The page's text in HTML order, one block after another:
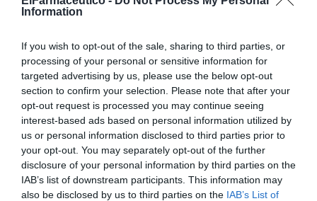
Information
If you wish to opt-out of the sale, sharing to third parties, or
processing of your personal or sensitive information for
targeted advertising by us, please use the below opt-out
section to confirm your selection. Please note that after your
opt-out request is processed you may continue seeing
interest-based ads based on personal information utilized by
us or personal information disclosed to third parties prior to
your opt-out. You may separately opt-out of the further
disclosure of your personal information by third parties on the
IAB’s list of downstream participants. This information may
also be disclosed by us to third parties on the IAB’s List of
Implantación de un nuevo servicio
en la farmacia comunitaria para
mejorar la adherencia en pacientes
crónicos, mediante una aplicación
móvil
Salud Redacción 14/06/2017
El programa Ezerre cuadriplica la efectividad de los
tratamientos para dejar de fumar
Noticias y novedades Redacción
29/05/2017